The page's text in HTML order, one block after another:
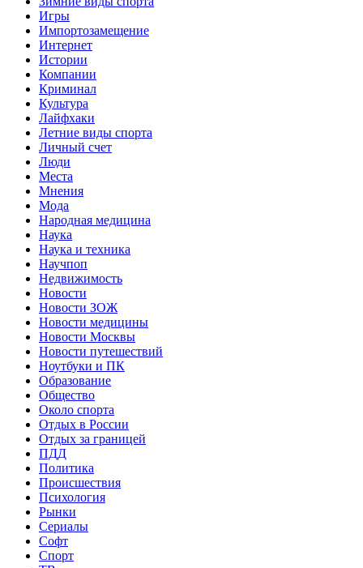
Игры
Импортозамещение
Интернет
Истории
Компании
Криминал
Культура
Лайфхаки
Летние виды спорта
Личный счет
Люди
Места
Мнения
Мода
Народная медицина
Наука
Наука и техника
Научпоп
Недвижимость
Новости
Новости ЗОЖ
Новости медицины
Новости Москвы
Новости путешествий
Ноутбуки и ПК
Образование
Общество
Около спорта
Отдых в России
Отдых за границей
ПДД
Политика
Происшествия
Психология
Рынки
Сериалы
Софт
Спорт